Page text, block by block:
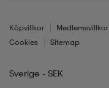
Köpvillkor Medlemsvillkor
Cookies
Sitemap
Sverige - SEK